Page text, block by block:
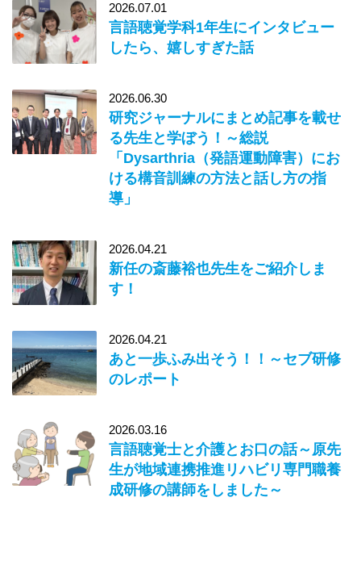
2026.07.01
言語聴覚学科1年生にインタビュー
したら、嬉しすぎた話
2026.06.30
研究ジャーナルにまとめ記事を載せ
る先生と学ぼう！～総説
「Dysarthria（発語運動障害）にお
ける構音訓練の方法と話し方の指
導」
2026.04.21
新任の斎藤裕也先生をご紹介しま
す！
2026.04.21
あと一歩ふみ出そう！！～セブ研修
のレポート
2026.03.16
言語聴覚士と介護とお口の話～原先
生が地域連携推進リハビリ専門職養
成研修の講師をしました～